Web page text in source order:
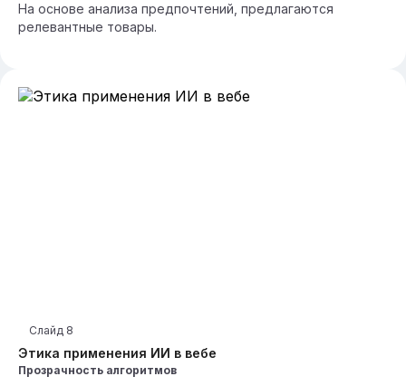
На основе анализа предпочтений, предлагаются
релевантные товары.
Этика применения ИИ в вебе
Слайд 8
Прозрачность алгоритмов